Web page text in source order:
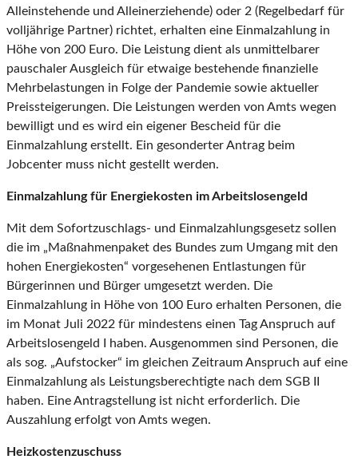
Alleinstehende und Alleinerziehende) oder 2 (Regelbedarf für
volljährige Partner) richtet, erhalten eine Einmalzahlung in
Höhe von 200 Euro. Die Leistung dient als unmittelbarer
pauschaler Ausgleich für etwaige bestehende finanzielle
Mehrbelastungen in Folge der Pandemie sowie aktueller
Preissteigerungen. Die Leistungen werden von Amts wegen
bewilligt und es wird ein eigener Bescheid für die
Einmalzahlung erstellt. Ein gesonderter Antrag beim
Jobcenter muss nicht gestellt werden.
Einmalzahlung für Energiekosten im Arbeitslosengeld
Mit dem Sofortzuschlags- und Einmalzahlungsgesetz sollen
die im „Maßnahmenpaket des Bundes zum Umgang mit den
hohen Energiekosten“ vorgesehenen Entlastungen für
Bürgerinnen und Bürger umgesetzt werden. Die
Einmalzahlung in Höhe von 100 Euro erhalten Personen, die
im Monat Juli 2022 für mindestens einen Tag Anspruch auf
Arbeitslosengeld I haben. Ausgenommen sind Personen, die
als sog. „Aufstocker“ im gleichen Zeitraum Anspruch auf eine
Einmalzahlung als Leistungsberechtigte nach dem SGB II
haben. Eine Antragstellung ist nicht erforderlich. Die
Auszahlung erfolgt von Amts wegen.
Heizkostenzuschuss